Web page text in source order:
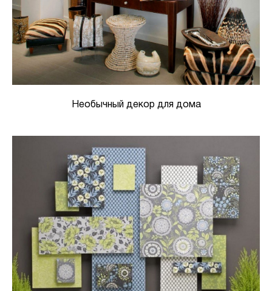
Необычный декор для дома